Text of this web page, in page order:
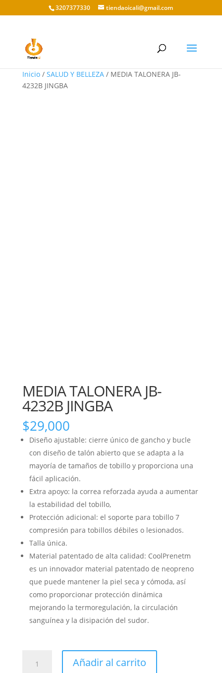
3207377330 tiendaoicali@gmail.com
Inicio/ SALUD Y BELLEZA/ MEDIA TALONERA JB-
4232B JINGBA
MEDIA TALONERA JB-
4232B JINGBA
$29,000
Diseño ajustable: cierre único de gancho y bucle
con diseño de talón abierto que se adapta a la
mayoría de tamaños de tobillo y proporciona una
fácil aplicación.
Extra apoyo: la correa reforzada ayuda a aumentar
la estabilidad del tobillo,
Protección adicional: el soporte para tobillo 7
compresión para tobillos débiles o lesionados.
Talla única.
Material patentado de alta calidad: CoolPrenetm
es un innovador material patentado de neopreno
que puede mantener la piel seca y cómoda, así
como proporcionar protección dinámica
mejorando la termoregulación, la circulación
sanguínea y la disipación del sudor.
TALONERA
Añadir al carrito